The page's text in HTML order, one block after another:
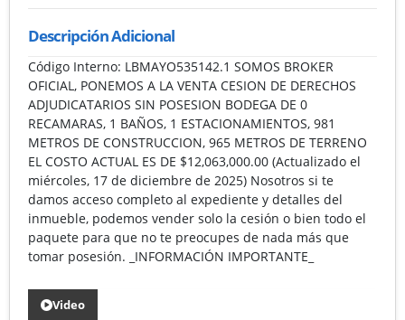
Descripción Adicional
Código Interno: LBMAYO535142.1 SOMOS BROKER
OFICIAL, PONEMOS A LA VENTA CESION DE DERECHOS
ADJUDICATARIOS SIN POSESION BODEGA DE 0
RECAMARAS, 1 BAÑOS, 1 ESTACIONAMIENTOS, 981
METROS DE CONSTRUCCION, 965 METROS DE TERRENO
EL COSTO ACTUAL ES DE $12,063,000.00 (Actualizado el
miércoles, 17 de diciembre de 2025) Nosotros si te
damos acceso completo al expediente y detalles del
inmueble, podemos vender solo la cesión o bien todo el
paquete para que no te preocupes de nada más que
tomar posesión. _INFORMACIÓN IMPORTANTE_
Video